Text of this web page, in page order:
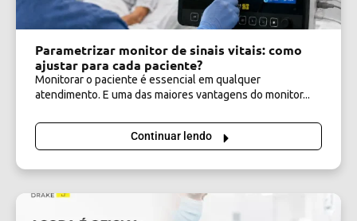
Parametrizar monitor de sinais vitais: como
ajustar para cada paciente?
Monitorar o paciente é essencial em qualquer
atendimento. E uma das maiores vantagens do monitor...
Continuar lendo